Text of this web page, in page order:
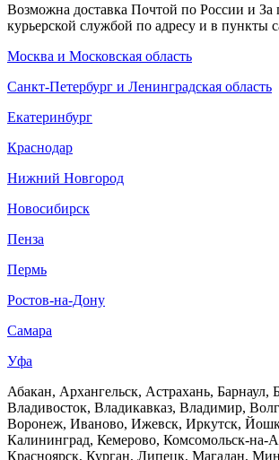
Возможна доставка Почтой по России и За
курьерской службой по адресу и в пункты
Москва и Московская область
Санкт-Петербург и Ленинградская область
Екатеринбург
Краснодар
Нижний Новгород
Новосибирск
Пенза
Пермь
Ростов-на-Дону
Самара
Уфа
Абакан, Архангельск, Астрахань, Барнаул,
Владивосток, Владикавказ, Владимир,
Воронеж, Иваново, Ижевск, Иркутск,
Калининград, Кемерово, Комсомольск-на-
Красноярск, Курган, Липецк, Магадан,